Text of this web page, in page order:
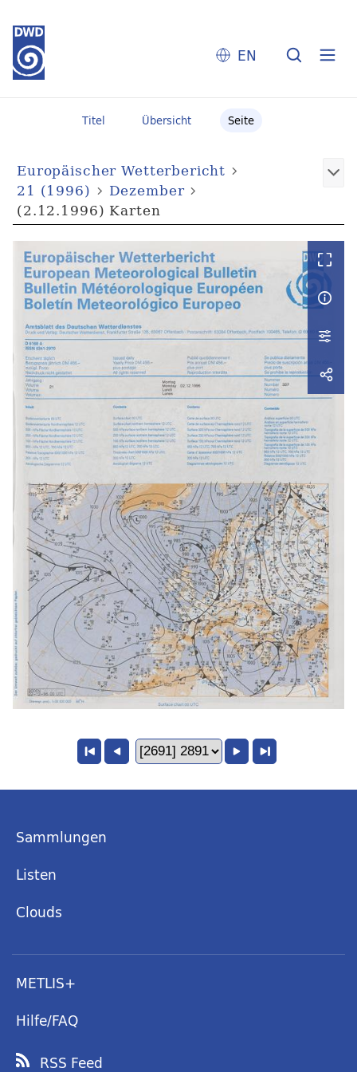
EN
Titel Übersicht Seite
Europäischer Wetterbericht
21 (1996)
Dezember
(2.12.1996) Karten
Sammlungen
Listen
Clouds
METLIS+
Hilfe/FAQ
RSS Feed